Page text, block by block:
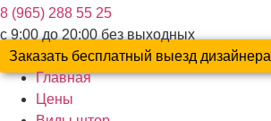
8 (965) 288 55 25
с 9:00 до 20:00 без выходных
Заказать бесплатный выезд дизайнера
Главная
Цены